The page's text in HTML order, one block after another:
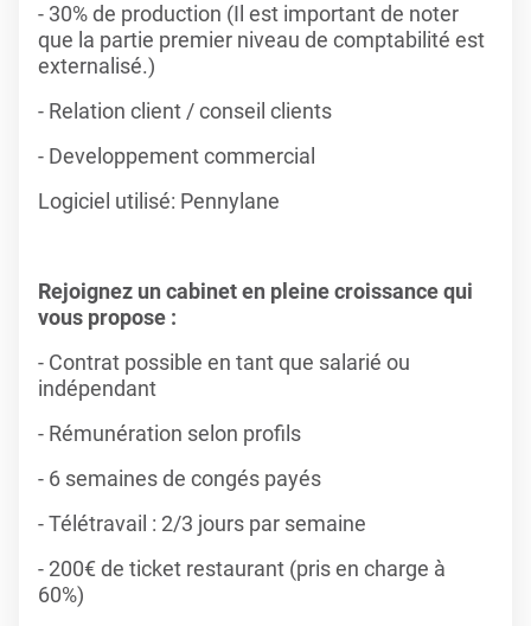
- 30% de production (Il est important de noter
que la partie premier niveau de comptabilité est
externalisé.)
- Relation client / conseil clients
- Developpement commercial
Logiciel utilisé: Pennylane
Rejoignez un cabinet en pleine croissance qui
vous propose :
- Contrat possible en tant que salarié ou
indépendant
- Rémunération selon profils
- 6 semaines de congés payés
- Télétravail : 2/3 jours par semaine
- 200€ de ticket restaurant (pris en charge à
60%)